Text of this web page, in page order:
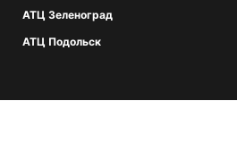
АТЦ Зеленоград
АТЦ Подольск